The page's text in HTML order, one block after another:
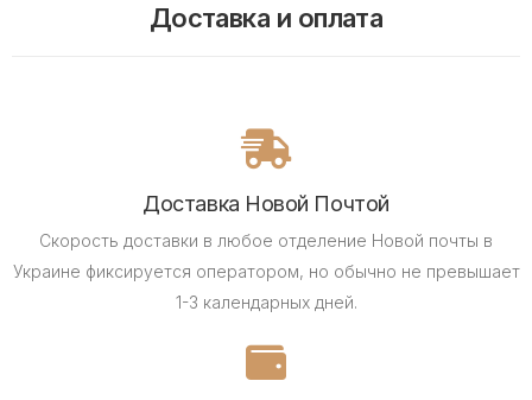
Доставка и оплата
Доставка Новой Почтой
Скорость доставки в любое отделение Новой почты в
Украине фиксируется оператором, но обычно не превышает
1-3 календарных дней.